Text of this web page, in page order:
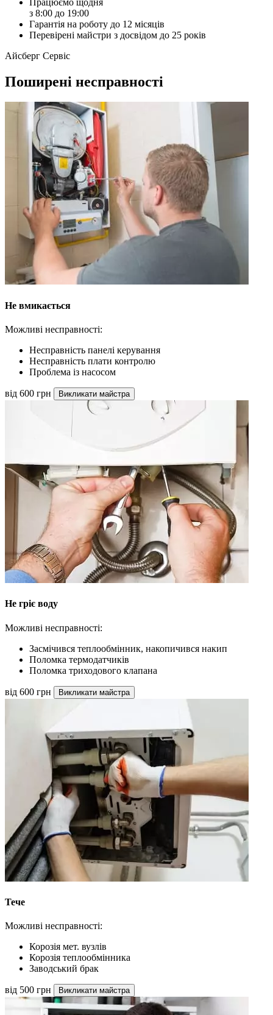
з 8:00 до 19:00
Гарантія на роботу до 12 місяців
Перевірені майстри з досвідом до 25 років
Айсберг Сервіс
Поширені несправності
Не вмикається
Можливі несправності:
Несправність панелі керування
Несправність плати контролю
Проблема із насосом
від 600 грн Викликати майстра
Не гріє воду
Можливі несправності:
Засмічився теплообмінник, накопичився накип
Поломка термодатчиків
Поломка триходового клапана
від 600 грн Викликати майстра
Тече
Можливі несправності:
Корозія мет. вузлів
Корозія теплообмінника
Заводський брак
від 500 грн Викликати майстра